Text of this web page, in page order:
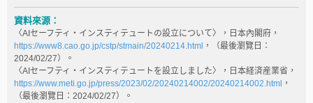
資料來源：
〈AIセーフティ・インスティテュートの設立について〉，日本內閣府，
https://www8.cao.go.jp/cstp/stmain/20240214.html ，（最後瀏覽日：
2024/02/27）。
〈AIセーフティ・インスティテュートを設立しました〉，日本経済産業省，
https://www.meti.go.jp/press/2023/02/20240214002/20240214002.html ，
（最後瀏覽日：2024/02/27）。